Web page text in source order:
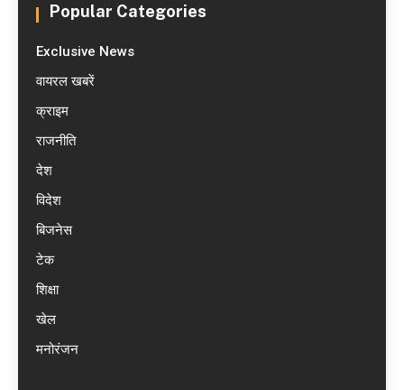
Popular Categories
Exclusive News
वायरल खबरें
क्राइम
राजनीति
देश
विदेश
बिजनेस
टेक
शिक्षा
खेल
मनोरंजन